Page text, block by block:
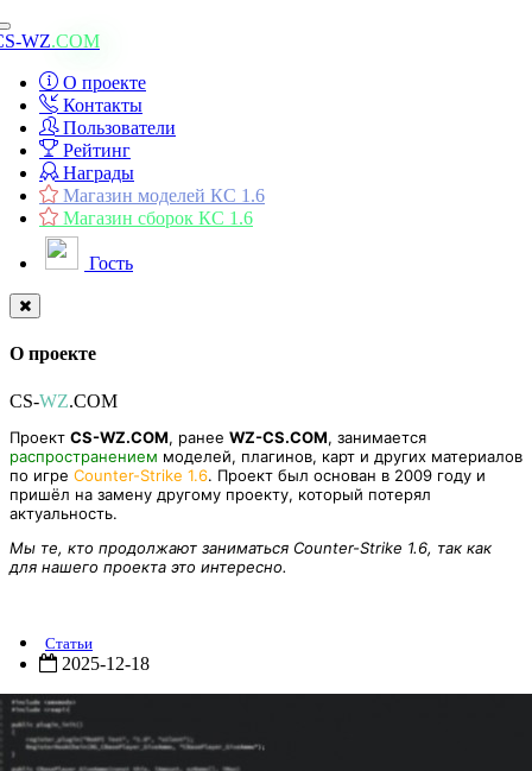
Toggle
navigation
WZ.COM
О проекте
Контакты
Пользователи
Рейтинг
Награды
Магазин моделей КС 1.6
Магазин сборок КС 1.6
Гость
О проекте
CS-WZ.COM
Проект CS-WZ.COM, ранее WZ-CS.COM, занимается
распространением моделей, плагинов, карт и других материалов
по игре Counter-Strike 1.6. Проект был основан в 2009 году и
пришёл на замену другому проекту, который потерял
актуальность.
Мы те, кто продолжают заниматься Counter-Strike 1.6, так как
для нашего проекта это интересно.
Статьи
2025-12-18